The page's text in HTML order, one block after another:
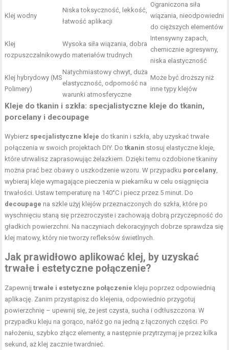
Klej wodny
Niska toksyczność, lekkość,
łatwość aplikacji
Ograniczona siła
wiązania, nieodpowiedni
do cięższych elementów
Klej
rozpuszczalnikowy
Wysoka siła wiązania, dobra
do materiałów trudnych
Intensywny zapach,
chemicznie agresywny,
niska elastyczność
Klej hybrydowy (MS
Polimery)
Natychmiastowy chwyt, duża
elastyczność, odporność na
warunki atmosferyczne
Może być droższy niż
inne typy klejów
Kleje do tkanin i szkła: specjalistyczne kleje do tkanin,
porcelany i decoupage
Wybierz specjalistyczne kleje do tkanin i szkła, aby uzyskać trwałe
połączenia w swoich projektach DIY. Dotkanin stosuj elastyczne kleje,
które utrwalisz zaprasowując żelazkiem. Dzięki temu ozdobione tkaniny
można prać bez obawy o uszkodzenie wzoru. W przypadku porcelany,
wybieraj kleje wymagające pieczenia w piekarniku w celu osiągnięcia
trwałości. Ustaw temperaturę na 140°C i piecz przez 5 minut. Do
decoupage na szkle użyj klejów przeznaczonych do szkła, które po
wyschnięciu staną się przezroczyste i zachowają dobrą przyczepność do
gładkich powierzchni. Na naczyniach dekoracyjnych dobrze sprawdza się
klej matowy, który nie tworzy refleksów świetlnych.
Jak prawidłowo aplikować klej, by uzyskać
trwałe i estetyczne połączenie?
Zapewnijtrwałe i estetyczne połączenie kleju poprzez odpowiednią
aplikację. Zanim przystąpisz do klejenia, odpowiednio przygotuj
powierzchnię – upewnij się, że jest czysta, sucha i odtłuszczona. W
przypadku kleju na gorąco, nałóż go na jedną z łączonych części. Po
nałożeniu, szybko złącz elementy, a następnie przytrzymaj je przez kilka
sekund, aż klej zacznie twardnieć.